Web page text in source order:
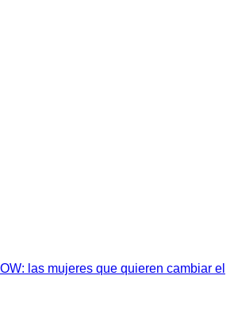
las mujeres que quieren cambiar el